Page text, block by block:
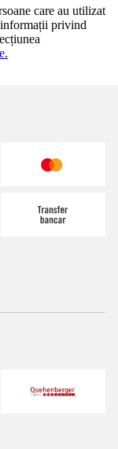
care au utilizat
informații privind